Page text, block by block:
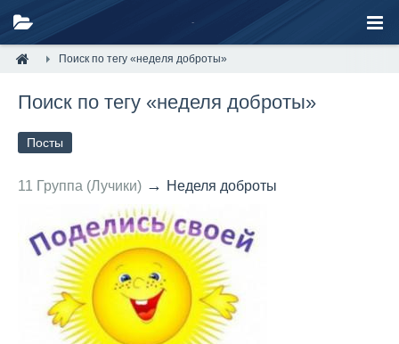
Поиск по тегу «неделя доброты»
Поиск по тегу «неделя доброты»
Посты
11 Группа (Лучики) → Неделя доброты